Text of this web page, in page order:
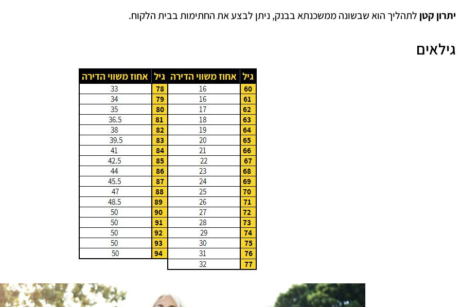
יתרון קטן לתהליך הוא שבשונה ממשכנתא בבנק, ניתן לבצע את החתימות בבית הלקוח.
גילאים